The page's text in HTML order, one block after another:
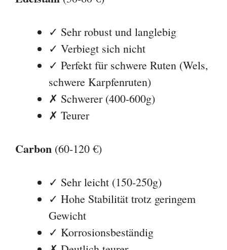
(60-120 €)
✓ Sehr leicht (150-250g)
✓ Hohe Stabilität trotz geringem
Gewicht
✓ Korrosionsbeständig
✗ Kann bei Punkt-Belastung
brechen
Empfehlung:
Für die meisten Angler ist Aluminium die
beste Wahl. Nur bei sehr schweren Ruten
(Welsangeln) oder wenn du maximale